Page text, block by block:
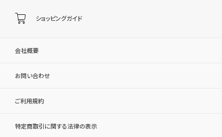
会社概要
お問い合わせ
ご利用規約
特定商取引に関する法律の表示
ショッピングガイド